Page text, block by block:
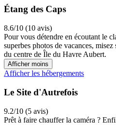
Étang des Caps
8.6/10 (10 avis)
Pour vous détendre en écoutant le
superbes photos de vacances,
du centre de Île du Havre Aubert.
Afficher moins
Afficher les hébergements
Le Site d'Autrefois
9.2/10 (5 avis)
Prêt à faire chauffer la caméra ?